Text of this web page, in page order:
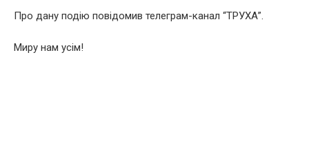
Про дану подію повідомив телеграм-канал “ТРУХА”.
Миру нам усім!